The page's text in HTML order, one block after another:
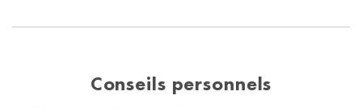
Conseils personnels